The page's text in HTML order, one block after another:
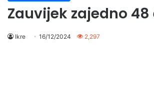
Zauvijek zajedno 48
Ikre 16/12/2024 2,297